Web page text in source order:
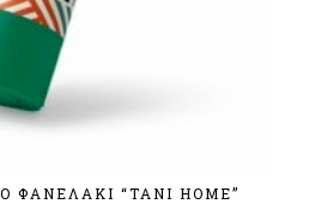
ΦΑΝΕΛΑΚΙ “TANI HOME”